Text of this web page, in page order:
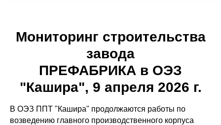
Мониторинг строительства
завода
ПРЕФАБРИКА в ОЭЗ
"Кашира", 9 апреля 2026 г.
В ОЭЗ ППТ "Кашира" продолжаются работы по
возведению главного производственного корпуса